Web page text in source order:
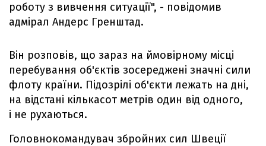
роботу з вивчення ситуації", - повідомив
адмірал Андерс Гренштад.
Він розповів, що зараз на ймовірному місці
перебування об'єктів зосереджені значні сили
флоту країни. Підозрілі об'єкти лежать на дні,
на відстані кількасот метрів один від одного,
і не рухаються.
Головнокомандувач збройних сил Швеції